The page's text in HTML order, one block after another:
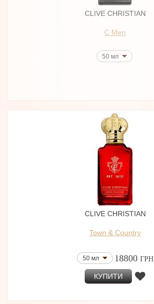
CLIVE CHRISTIAN
C Men
50 мл
CLIVE CHRISTIAN
Town & Country
50 мл 18800 ГРН
КУПИТИ